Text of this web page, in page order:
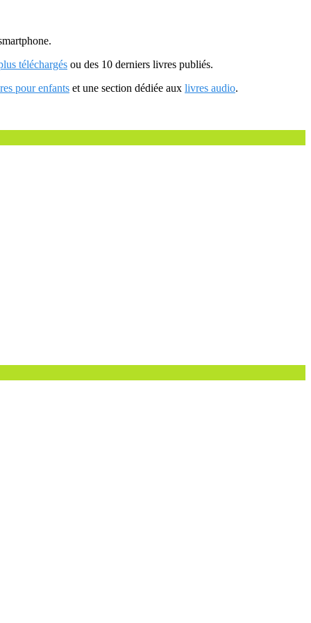
téléchargés ou des 10 derniers livres publiés.
pour enfants et une section dédiée aux livres audio.